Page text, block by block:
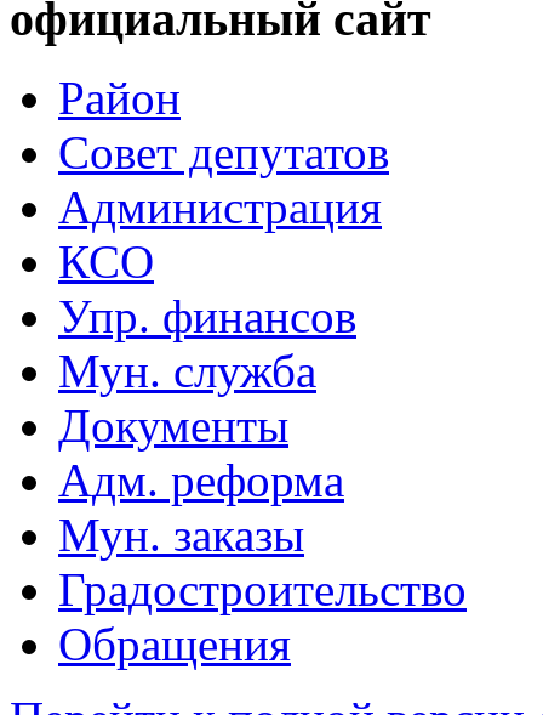
официальный сайт
Район
Совет депутатов
Администрация
КСО
Упр. финансов
Мун. служба
Документы
Адм. реформа
Мун. заказы
Градостроительство
Обращения